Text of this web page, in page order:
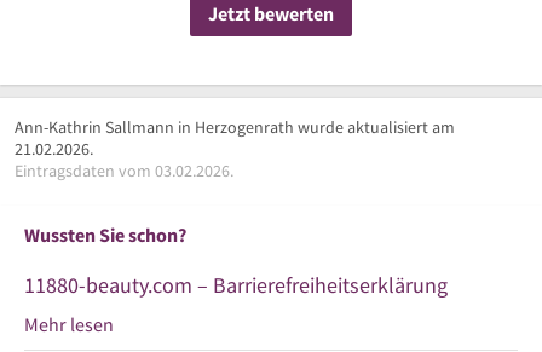
Jetzt bewerten
Ann-Kathrin Sallmann in Herzogenrath wurde aktualisiert am
21.02.2026.
Eintragsdaten vom 03.02.2026.
Wussten Sie schon?
11880-beauty.com – Barrierefreiheitserklärung
Mehr lesen